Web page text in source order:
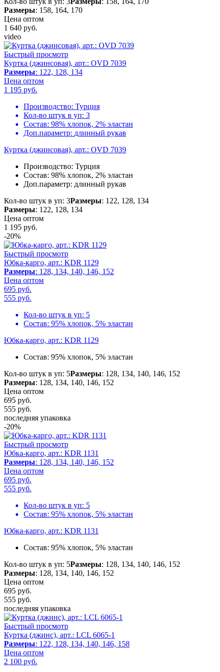
Размеры: 158, 164, 170
Цена оптом
1 640 руб.
video
Быстрый просмотр
Куртка (джинсовая), арт.: OVD 7039
Размеры: 122, 128, 134
Цена оптом
1 195 руб.
Производство: Турция
Кол-во штук в уп: 3
Состав: 98% хлопок, 2% эластан
Доп.параметр: длинный рукав
Куртка (джинсовая), арт.: OVD 7039
Производство: Турция
Состав: 98% хлопок, 2% эластан
Доп.параметр: длинный рукав
Кол-во штук в уп: 3Размеры: 122, 128, 134
Размеры: 122, 128, 134
Цена оптом
1 195 руб.
-20%
Быстрый просмотр
Юбка-карго, арт.: KDR 1129
Размеры: 128, 134, 140, 146, 152
Цена оптом
695 руб.
555 руб.
Кол-во штук в уп: 5
Состав: 95% хлопок, 5% эластан
Юбка-карго, арт.: KDR 1129
Состав: 95% хлопок, 5% эластан
Кол-во штук в уп: 5Размеры: 128, 134, 140, 146, 152
Размеры: 128, 134, 140, 146, 152
Цена оптом
695 руб.
555 руб.
последняя упаковка
-20%
Быстрый просмотр
Юбка-карго, арт.: KDR 1131
Размеры: 128, 134, 140, 146, 152
Цена оптом
695 руб.
555 руб.
Кол-во штук в уп: 5
Состав: 95% хлопок, 5% эластан
Юбка-карго, арт.: KDR 1131
Состав: 95% хлопок, 5% эластан
Кол-во штук в уп: 5Размеры: 128, 134, 140, 146, 152
Размеры: 128, 134, 140, 146, 152
Цена оптом
695 руб.
555 руб.
последняя упаковка
Быстрый просмотр
Куртка (джинс), арт.: LCL 6065-1
Размеры: 122, 128, 134, 140, 146, 158
Цена оптом
2 100 руб.